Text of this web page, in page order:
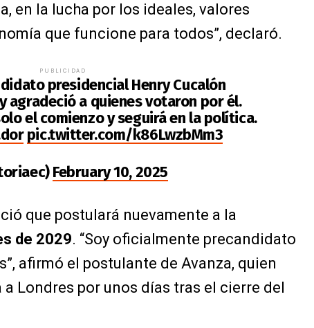
en la lucha por los ideales, valores
que funcione para todos”, declaró.
PUBLICIDAD
presidencial Henry Cucalón
agradeció a quienes votaron por él.
el comienzo y seguirá en la política.
pic.twitter.com/k86LwzbMm3
February 10, 2025
que postulará nuevamente a la
de 2029. “Soy oficialmente precandidato
afirmó el postulante de Avanza, quien
Londres por unos días tras el cierre del